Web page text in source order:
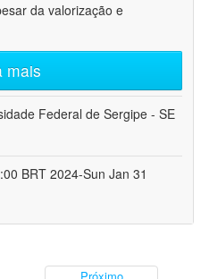
da valorização e
mais
Federal de Sergipe - SE
BRT 2024-Sun Jan 31